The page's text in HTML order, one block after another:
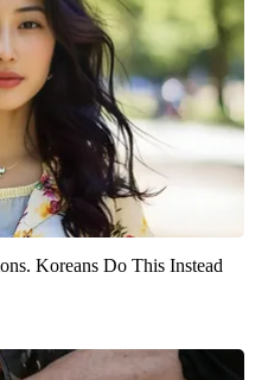
Koreans Do This Instead